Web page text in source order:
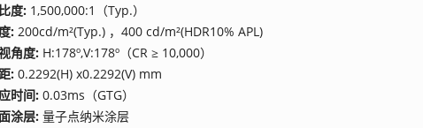
度: 1,500,000:1（Typ.）
: 200cd/m²(Typ.) ，400 cd/m²(HDR10% APL)
角度: H:178º,V:178º（CR ≥ 10,000）
: 0.2292(H) x0.2292(V) mm
时间: 0.03ms（GTG）
涂层: 量子点纳米涂层